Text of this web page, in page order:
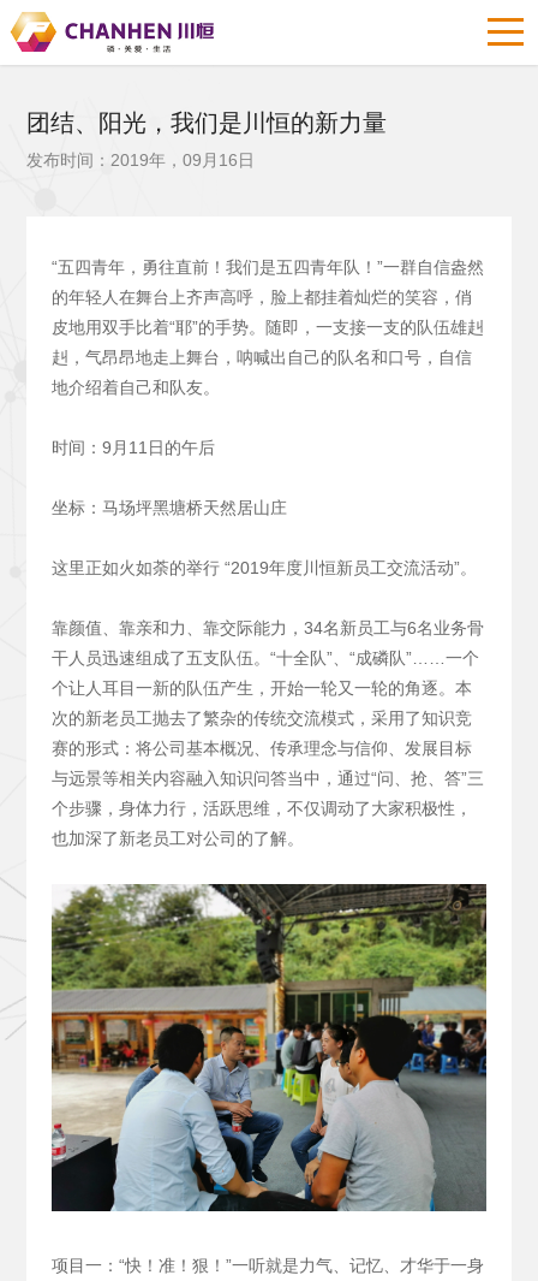
团结、阳光，我们是川恒的新力量
发布时间：2019年，09月16日
“五四青年，勇往直前！我们是五四青年队！”一群自信盎然
的年轻人在舞台上齐声高呼，脸上都挂着灿烂的笑容，俏
皮地用双手比着“耶”的手势。随即，一支接一支的队伍雄赳
赳，气昂昂地走上舞台，呐喊出自己的队名和口号，自信
地介绍着自己和队友。
时间：9月11日的午后
坐标：马场坪黑塘桥天然居山庄
这里正如火如荼的举行 “2019年度川恒新员工交流活动”。
靠颜值、靠亲和力、靠交际能力，34名新员工与6名业务骨
干人员迅速组成了五支队伍。“十全队”、“成磷队”……一个
个让人耳目一新的队伍产生，开始一轮又一轮的角逐。本
次的新老员工抛去了繁杂的传统交流模式，采用了知识竞
赛的形式：将公司基本概况、传承理念与信仰、发展目标
与远景等相关内容融入知识问答当中，通过“问、抢、答”三
个步骤，身体力行，活跃思维，不仅调动了大家积极性，
也加深了新老员工对公司的了解。
项目一：“快！准！狠！”一听就是力气、记忆、才华于一身